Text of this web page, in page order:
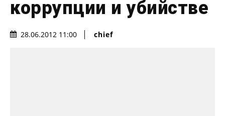
коррупции и убийстве
28.06.2012 11:00 chief